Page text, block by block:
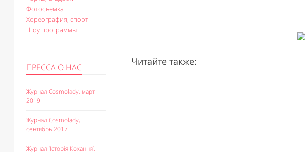
Фотосъемка
Хореография, спорт
Шоу программы
ПРЕССА О НАС
Журнал Cosmolady, март
2019
Журнал Cosmolady,
сентябрь 2017
Журнал ‘Історія Кохання’,
Читайте также: